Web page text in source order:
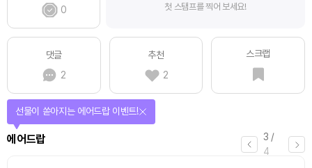
0
첫 스탬프를 찍어 보세요!
댓글
2
추천
2
스크랩
3 /
4
에어드랍
선물이 쏟아지는 에어드랍 이벤트!